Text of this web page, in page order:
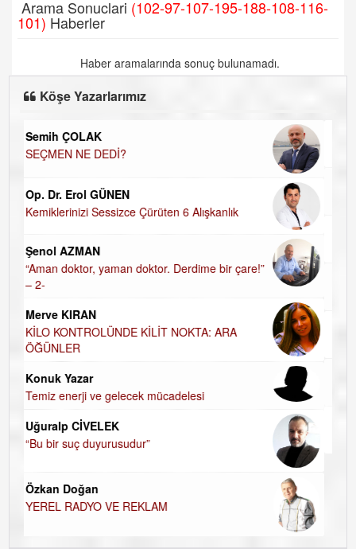
Arama Sonuclari (102-97-107-195-188-108-116-
101) Haberler
Haber aramalarında sonuç bulunamadı.
Köşe Yazarlarımız
doğan yıldıztan
Bir Başka Avrupa!
UĞUR DEMİROĞLU
HALKIN PARTİSİNDE YENİ YÖNETİM BELİRLENDİ…
DEİZM-TEİZM-ATEİZM-PANTEİZM’E BAKIŞ
Özge CERRAH
İsmail DEMİREL
NASIL FAKİRLEŞTİK?
Harun KARA
ÖĞRETMENİM , HAKKINI NASIL ÖDERİM !
Uzman Klinik Psikolog Erkan EZERÇE
SEVGİ ASLA YETMEZ!